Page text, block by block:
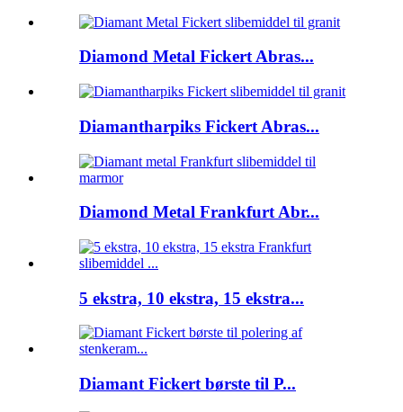
Diamond Metal Fickert Abras...
Diamantharpiks Fickert Abras...
Diamond Metal Frankfurt Abr...
5 ekstra, 10 ekstra, 15 ekstra...
Diamant Fickert børste til P...